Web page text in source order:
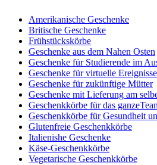
Amerikanische Geschenke
Britische Geschenke
Frühstückskörbe
Geschenke aus dem Nahen Osten
Geschenke für Studierende im
Geschenke für virtuelle Ereignisse
Geschenke für zukünftige Mütter
Geschenke mit Lieferung am
Geschenkkörbe für das
Geschenkkörbe für Gesundheit
Glutenfreie Geschenkkörbe
Italienishe Geschenke
Käse-Geschenkkörbe
Vegetarische Geschenkkörbe